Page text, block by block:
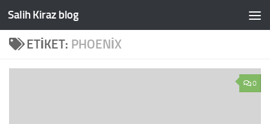
Skip to content
Salih Kiraz blog
ETIKET: PHOENIX
0